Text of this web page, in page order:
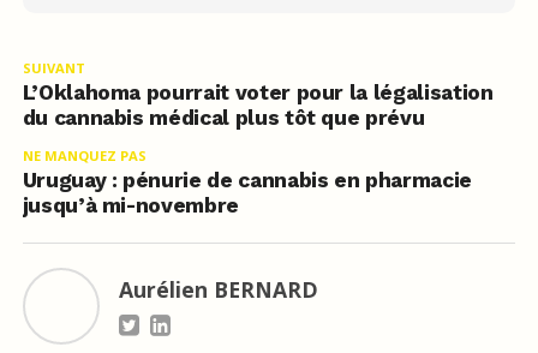
SUIVANT
L’Oklahoma pourrait voter pour la légalisation
du cannabis médical plus tôt que prévu
NE MANQUEZ PAS
Uruguay : pénurie de cannabis en pharmacie
jusqu’à mi-novembre
Aurélien BERNARD